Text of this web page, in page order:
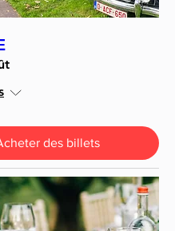
des billets